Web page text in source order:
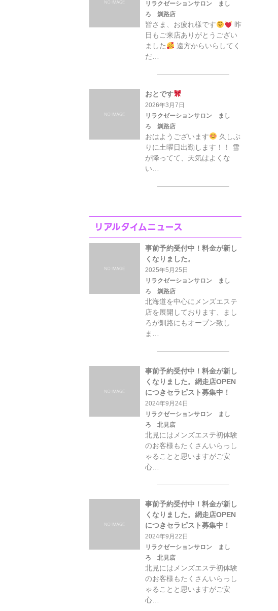
リラクゼーションサロン まし
ろ 釧路店
皆さま、お疲れ様です
昨
日もご来店ありがとうござい
ました
遠方からいらしてく
だ…
おとです
2026年3月7日
リラクゼーションサロン まし
ろ 釧路店
おはようございます
久しぶ
りに土曜日出勤します！！ 雪
が降ってて、天気はよくな
い…
リアルタイムニュース
事前予約受付中！料金が新し
くなりました。
2025年5月25日
リラクゼーションサロン まし
ろ 釧路店
北海道を中心にメンズエステ
店を展開しております、まし
ろが釧路にもオープン致し
ま…
事前予約受付中！料金が新し
くなりました。網走店OPEN
につきセラピスト募集中！
2024年9月24日
リラクゼーションサロン まし
ろ 北見店
北見にはメンズエステ初体験
のお客様もたくさんいらっし
ゃることと思いますがご安
心…
事前予約受付中！料金が新し
くなりました。網走店OPEN
につきセラピスト募集中！
2024年9月22日
リラクゼーションサロン まし
ろ 北見店
北見にはメンズエステ初体験
のお客様もたくさんいらっし
ゃることと思いますがご安
心…